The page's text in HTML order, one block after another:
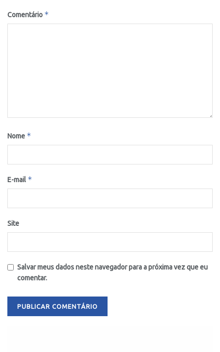
Comentário *
Nome *
E-mail *
Site
Salvar meus dados neste navegador para a próxima vez que eu
comentar.